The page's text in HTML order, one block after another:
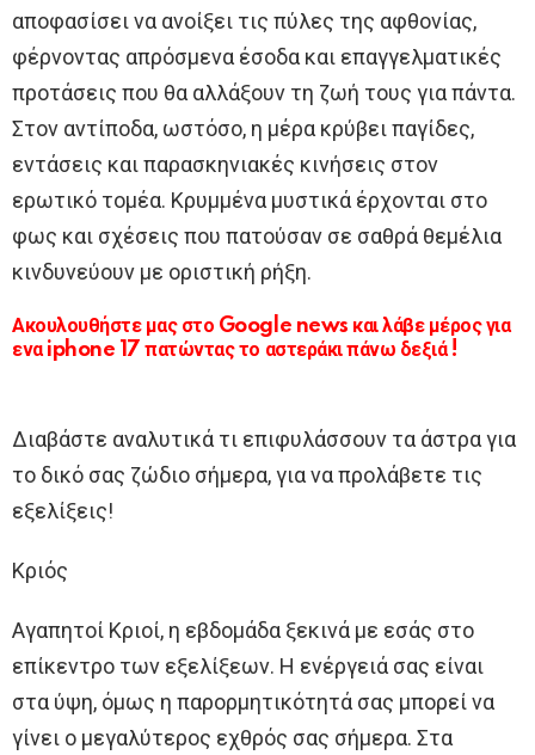
αποφασίσει να ανοίξει τις πύλες της αφθονίας,
φέρνοντας απρόσμενα έσοδα και επαγγελματικές
προτάσεις που θα αλλάξουν τη ζωή τους για πάντα.
Στον αντίποδα, ωστόσο, η μέρα κρύβει παγίδες,
εντάσεις και παρασκηνιακές κινήσεις στον
ερωτικό τομέα. Κρυμμένα μυστικά έρχονται στο
φως και σχέσεις που πατούσαν σε σαθρά θεμέλια
κινδυνεύουν με οριστική ρήξη.
Ακουλουθήστε μας στο Google news και λάβε μέρος για
ενα iphone 17 πατώντας το αστεράκι πάνω δεξιά !
Διαβάστε αναλυτικά τι επιφυλάσσουν τα άστρα για
το δικό σας ζώδιο σήμερα, για να προλάβετε τις
εξελίξεις!
Κριός
Αγαπητοί Κριοί, η εβδομάδα ξεκινά με εσάς στο
επίκεντρο των εξελίξεων. Η ενέργειά σας είναι
στα ύψη, όμως η παρορμητικότητά σας μπορεί να
γίνει ο μεγαλύτερος εχθρός σας σήμερα. Στα